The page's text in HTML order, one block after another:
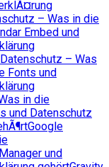
– Was in die
Embed und
– Was
Fonts und
in die
und Datenschutz
Google
und